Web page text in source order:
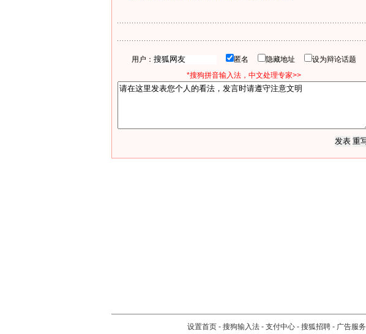
用户： 匿名 隐藏地址
设为辩论话题
*搜狗拼音输入法，中文处理专家>>
设置首页 - 搜狗输入法 - 支付中心 - 搜狐招聘 - 广告服务